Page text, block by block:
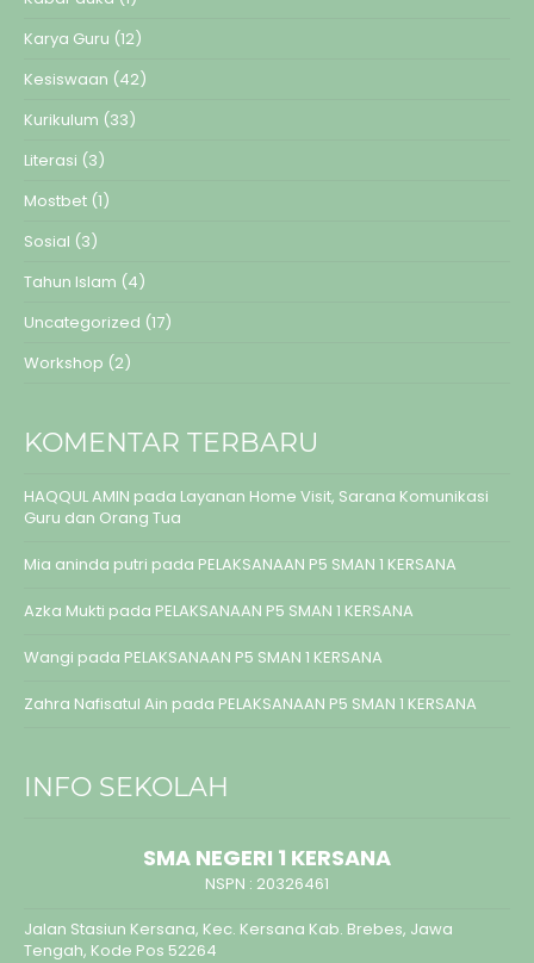
Karya Guru (12)
Kesiswaan (42)
Kurikulum (33)
Literasi (3)
Mostbet (1)
Sosial (3)
Tahun Islam (4)
Uncategorized (17)
Workshop (2)
KOMENTAR TERBARU
HAQQUL AMIN pada Layanan Home Visit, Sarana Komunikasi
Guru dan Orang Tua
Mia aninda putri pada PELAKSANAAN P5 SMAN 1 KERSANA
Azka Mukti pada PELAKSANAAN P5 SMAN 1 KERSANA
Wangi pada PELAKSANAAN P5 SMAN 1 KERSANA
Zahra Nafisatul Ain pada PELAKSANAAN P5 SMAN 1 KERSANA
INFO SEKOLAH
SMA NEGERI 1 KERSANA
NSPN : 20326461
Jalan Stasiun Kersana, Kec. Kersana Kab. Brebes, Jawa
Tengah, Kode Pos 52264